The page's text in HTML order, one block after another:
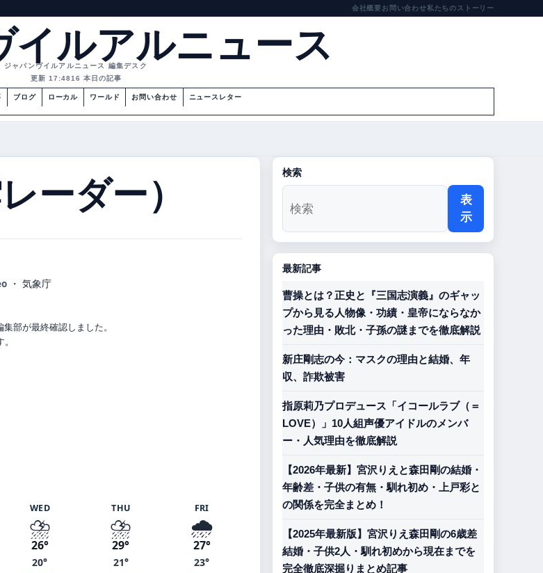
会社概要お問い合わせ私たちのストーリー
イルアルニュース
ジャパンヴイルアルニュース 編集デスク
更新 17:4816 本日の記事
ブログ ローカル ワールド お問い合わせ ニュースレター
ーダー）
・ 気象庁
部が最終確認しました。
WED
⛈️
26°
20°
THU
⛈️
29°
21°
FRI
🌧️
27°
23°
検索
表
示
最新記事
曹操とは？正史と『三国志演義』のギャッ
プから見る人物像・功績・皇帝にならなか
った理由・敗北・子孫の謎までを徹底解説
新庄剛志の今：マスクの理由と結婚、年
収、詐欺被害
指原莉乃プロデュース「イコールラブ（＝
LOVE）」10人組声優アイドルのメンバ
ー・人気理由を徹底解説
【2026年最新】宮沢りえと森田剛の結婚・
年齢差・子供の有無・馴れ初め・上戸彩と
の関係を完全まとめ！
【2025年最新版】宮沢りえ森田剛の6歳差
結婚・子供2人・馴れ初めから現在までを
完全徹底深掘りまとめ記事